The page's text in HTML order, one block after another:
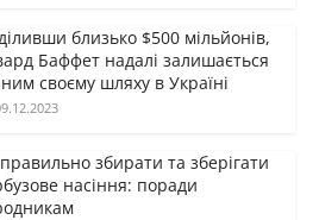
близько $500 мільйонів,
Баффет надалі залишається
своєму шляху в Україні
збирати та зберігати
насіння: поради